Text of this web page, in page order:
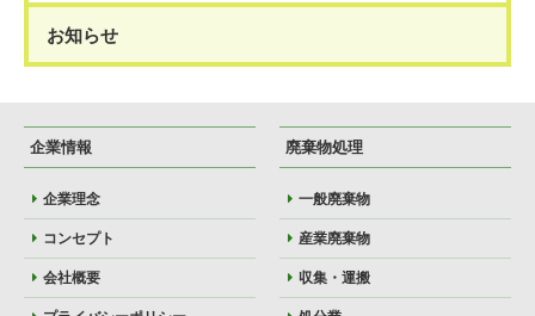
お知らせ
企業情報
企業理念
コンセプト
会社概要
廃棄物処理
一般廃棄物
産業廃棄物
収集・運搬